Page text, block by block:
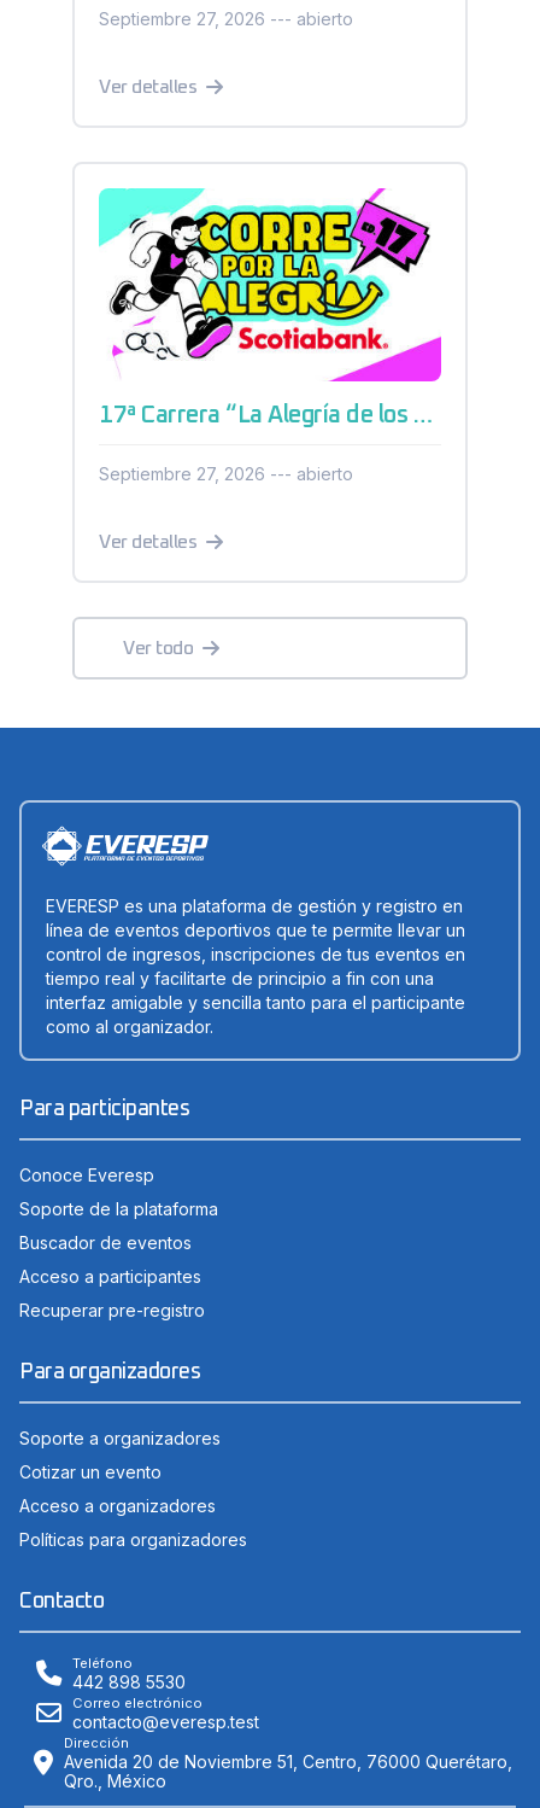
Septiembre 27, 2026 --- abierto
Ver detalles
17ª Carrera “La Alegría de los Niños” Parque Industrial El Marqués 2026
Septiembre 27, 2026 --- abierto
Ver detalles
Ver todo
EVERESP es una plataforma de gestión y registro en
línea de eventos deportivos que te permite llevar un
control de ingresos, inscripciones de tus eventos en
tiempo real y facilitarte de principio a fin con una
interfaz amigable y sencilla tanto para el participante
como al organizador.
Para participantes
Conoce Everesp
Soporte de la plataforma
Buscador de eventos
Acceso a participantes
Recuperar pre-registro
Para organizadores
Soporte a organizadores
Cotizar un evento
Acceso a organizadores
Políticas para organizadores
Contacto
Teléfono
442 898 5530
Correo electrónico
contacto@everesp.test
Dirección
Avenida 20 de Noviembre 51, Centro, 76000 Querétaro,
Qro., México